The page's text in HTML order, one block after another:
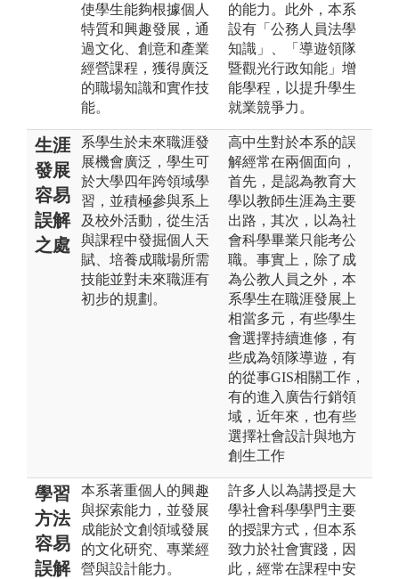
使學生能夠根據個人
特質和興趣發展，通
過文化、創意和產業
經營課程，獲得廣泛
的職場知識和實作技
能。
的能力。此外，本系
設有「公務人員法學
知識」、「導遊領隊
暨觀光行政知能」增
能學程，以提升學生
就業競爭力。
生涯
發展
容易
誤解
之處
系學生於未來職涯發
展機會廣泛，學生可
於大學四年跨領域學
習，並積極參與系上
及校外活動，從生活
與課程中發掘個人天
賦、培養成職場所需
技能並對未來職涯有
初步的規劃。
高中生對於本系的誤
解經常在兩個面向，
首先，是認為教育大
學以教師生涯為主要
出路，其次，以為社
會科學畢業只能考公
職。事實上，除了成
為公教人員之外，本
系學生在職涯發展上
相當多元，有些學生
會選擇持續進修，有
些成為領隊導遊，有
的從事GIS相關工作，
有的進入廣告行銷領
域，近年來，也有些
選擇社會設計與地方
創生工作
學習
方法
容易
誤解
本系著重個人的興趣
與探索能力，並發展
成能於文創領域發展
的文化研究、專業經
營與設計能力。
許多人以為講授是大
學社會科學學門主要
的授課方式，但本系
致力於社會實踐，因
此，經常在課程中安